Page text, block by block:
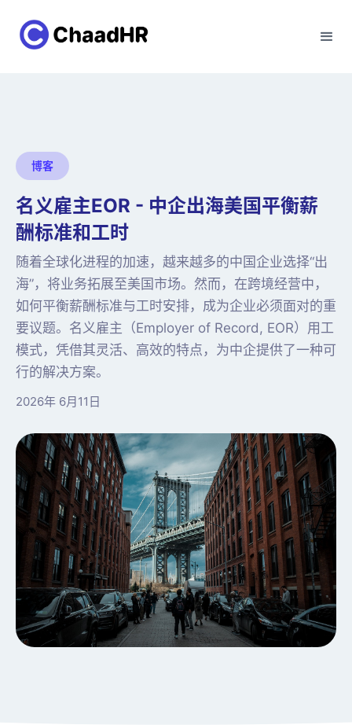
博客
名义雇主EOR - 中企出海美国平衡薪
酬标准和工时
随着全球化进程的加速，越来越多的中国企业选择“出
海”，将业务拓展至美国市场。然而，在跨境经营中，
如何平衡薪酬标准与工时安排，成为企业必须面对的重
要议题。名义雇主（Employer of Record, EOR）用工
模式，凭借其灵活、高效的特点，为中企提供了一种可
行的解决方案。
2026年 6月11日